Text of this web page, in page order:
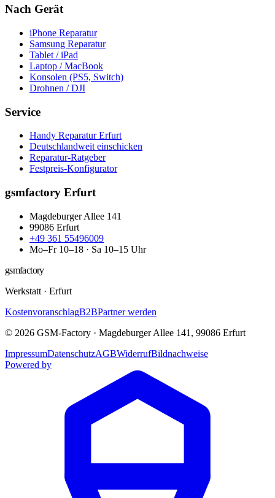
Nach Gerät
iPhone Reparatur
Samsung Reparatur
Tablet / iPad
Laptop / MacBook
Konsolen (PS5, Switch)
Drohnen / DJI
Service
Handy Reparatur Erfurt
Deutschlandweit einschicken
Reparatur-Ratgeber
Festpreis-Konfigurator
gsmfactory Erfurt
Magdeburger Allee 141
99086 Erfurt
+49 361 55496009
Mo–Fr 10–18 · Sa 10–15 Uhr
gsmfactory
Werkstatt · Erfurt
KostenvoranschlagB2BPartner werden
© 2026 GSM-Factory · Magdeburger Allee 141 , 99086 Erfurt
ImpressumDatenschutzAGBWiderrufBildnachweise
Powered by